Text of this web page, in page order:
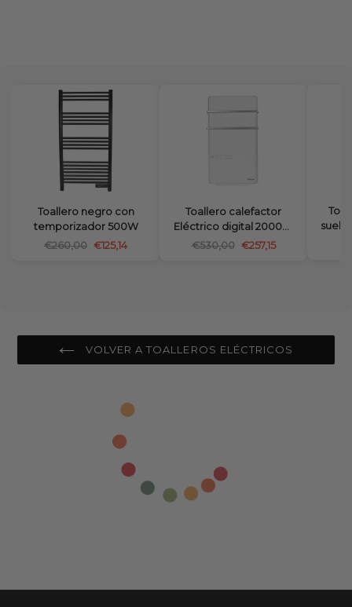
Toallero negro con
temporizador 500W
€260,00 €125,14
Toallero calefactor
Eléctrico digital 2000W
en blanco con control
€530,00 €257,15
suelo
VOLVER A TOALLEROS ELÉCTRICOS